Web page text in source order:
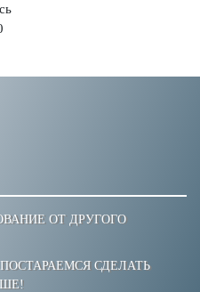
ОТ ДРУГОГО
СДЕЛАТЬ